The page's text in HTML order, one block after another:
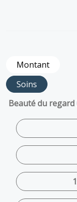
Montant
Soins
Beauté du regard